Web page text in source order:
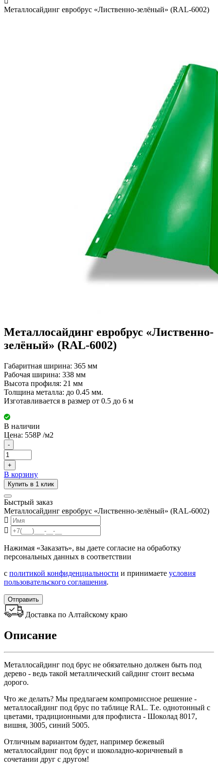
Металлосайдинг евробрус «Лиственно-зелёный» (RAL-6002)
Металлосайдинг евробрус «Лиственно-
зелёный» (RAL-6002)
Габаритная ширина: 365 мм
Рабочая ширина: 338 мм
Высота профиля: 21 мм
Толщина металла: до 0.45 мм.
Изготавливается в размер от 0.5 до 6 м
В наличии
Цена: 558Р /м2
-
+
В корзину
Купить в 1 клик
Быстрый заказ
Металлосайдинг евробрус «Лиственно-зелёный» (RAL-6002)
Нажимая «Заказать», вы даете согласие на обработку
персональных данных в соответствии
с политикой конфиденциальности и принимаете условия
пользовательского соглашения.
Отправить
Доставка по Алтайскому краю
Описание
Металлосайдинг под брус не обязательно должен быть под
дерево - ведь такой металлический сайдинг стоит весьма
дорого.
Что же делать? Мы предлагаем компромиссное решение -
металлосайдинг под брус по таблице RAL. Т.е. однотонный с
цветами, традиционными для профлиста - Шоколад 8017,
вишня, 3005, синий 5005.
Отличным вариантом будет, например бежевый
металлосайдинг под брус и шоколадно-коричневый в
сочетании друг с другом!